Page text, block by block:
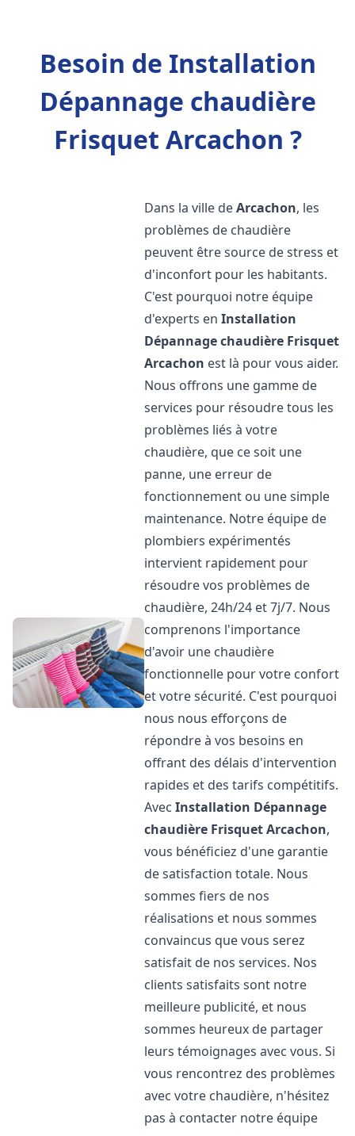
Besoin de Installation
Dépannage chaudière
Frisquet Arcachon ?
Dans la ville deArcachon, les
problèmes de chaudière
peuvent être source de stress et
d'inconfort pour les habitants.
C'est pourquoi notre équipe
d'experts enInstallation
Dépannage chaudière Frisquet
Arcachon est là pour vous aider.
Nous offrons une gamme de
services pour résoudre tous les
problèmes liés à votre
chaudière, que ce soit une
panne, une erreur de
fonctionnement ou une simple
maintenance. Notre équipe de
plombiers expérimentés
intervient rapidement pour
résoudre vos problèmes de
chaudière, 24h/24 et 7j/7. Nous
comprenons l'importance
d'avoir une chaudière
fonctionnelle pour votre confort
et votre sécurité. C'est pourquoi
nous nous efforçons de
répondre à vos besoins en
offrant des délais d'intervention
rapides et des tarifs compétitifs.
AvecInstallation Dépannage
chaudière FrisquetArcachon,
vous bénéficiez d'une garantie
de satisfaction totale. Nous
sommes fiers de nos
réalisations et nous sommes
convaincus que vous serez
satisfait de nos services. Nos
clients satisfaits sont notre
meilleure publicité, et nous
sommes heureux de partager
leurs témoignages avec vous. Si
vous rencontrez des problèmes
avec votre chaudière, n'hésitez
pas à contacter notre équipe